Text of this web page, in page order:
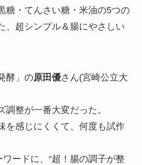
糖・てんさい糖・米油の5つの
、超シンプル＆腸にやさしい
酵」の原田優さん(宮崎公立大
調整が一番大変だった。
を感じにくくて、何度も試作
ワードに、“超！腸の調子が整